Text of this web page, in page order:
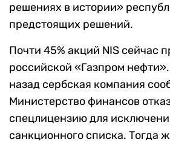
решениях в истории»
предстоящих решений.
Почти 45% акций NIS сейчас
российской «Газпром
назад сербская компания
Министерство финансов
спецлицензию для
санкционного списка. Тогда